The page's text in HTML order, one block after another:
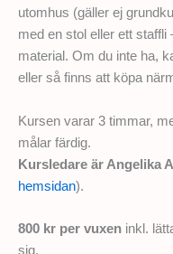
utomhus (gäller ej
med en stol eller ett staffli
material. Om du inte ha,
eller så finns att köpa
Kursen varar 3 timmar,
målar färdig.
Kursledare är Angelika
hemsidan).
800 kr per vuxen inkl.
sig.